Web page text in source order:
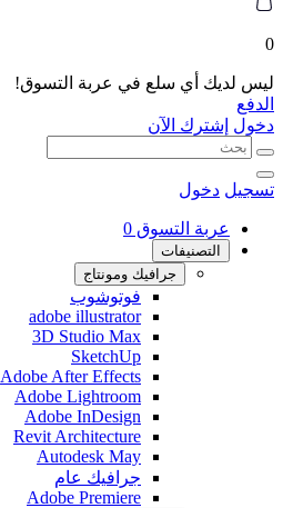
0
ليس لديك أي سلع في عربة التسوق!
الدفع
دخول إشترك الآن
تسجيل دخول
عربة التسوق 0
التصنيفات
جرافيك ومونتاج
فوتوشوب
adobe illustrator
3D Studio Max
SketchUp
Adobe After Effects
Adobe Lightroom
Adobe InDesign
Revit Architecture
Autodesk May
جرافيك عام
Adobe Premiere